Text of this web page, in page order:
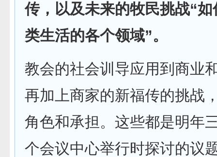
传，以及未来的牧民挑战“
类生活的各个领域”。
教会的社会训导应用到商业
再加上商家的新福传的挑战
角色和承担。这些都是明年
个会议中心举行时探讨的议